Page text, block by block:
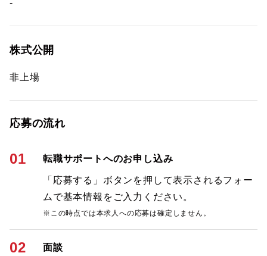
-
株式公開
非上場
応募の流れ
01 転職サポートへのお申し込み
「応募する」ボタンを押して表示されるフォー
ムで基本情報をご入力ください。
※この時点では本求人への応募は確定しません。
02 面談